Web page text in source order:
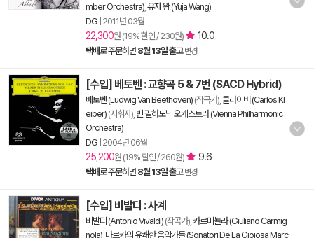
mber Orchestra) 유자 왕 (Yuja Wang)
DG 2011년 03월
22,300원 (19% 할인 / 230원) 10.0
택배로 주문하면 8월 13일 출고 변경
[수입] 베토벤 : 교향곡 5 & 7번 (SACD Hybrid)
베토벤 (Ludwig Van Beethoven) (작곡가), 클라이버 (Carlos Kl
eiber) (지휘자), 빈 필하모닉 오케스트라 (Vienna Philharmonic
Orchestra)
DG 2004년 06월
25,200원 (19% 할인 / 260원) 9.6
택배로 주문하면 8월 13일 출고 변경
[수입] 비발디 : 사계
비발디 (Antonio Vivaldi) (작곡가), 카르미뇰라 (Giuliano Carmig
nola) 마르카의 유쾌한 음악가들 (Sonatori De La Gioiosa Marc